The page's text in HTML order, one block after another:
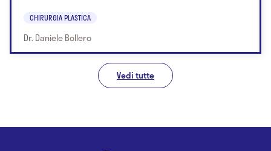
CHIRURGIA PLASTICA
Dr. Daniele Bollero
Vedi tutte